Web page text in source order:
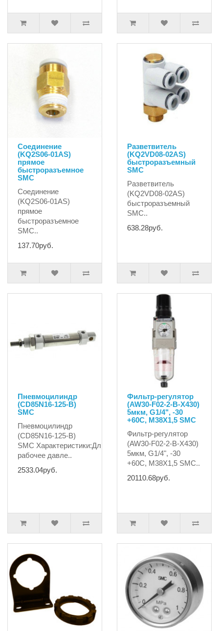
Соединение
(KQ2S06-01AS)
прямое
быстроразъемное
SMC
Соединение
(KQ2S06-01AS)
прямое
быстроразъемное
SMC..
137.70руб.
Разветвитель
(KQ2VD08-02AS)
быстроразъемный
SMC
Разветвитель
(KQ2VD08-02AS)
быстроразъемный
SMC..
638.28руб.
Пневмоцилиндр
(CD85N16-125-B)
SMC
Пневмоцилиндр
(CD85N16-125-B)
SMC
рабочее давле..
2533.04руб.
Фильтр-регулятор
(AW30-F02-2-B-X430)
5мкм, G1/4", -30
+60C, М38X1,5 SMC
Фильтр-регулятор
(AW30-F02-2-B-X430)
5мкм, G1/4", -30
+60C, М38X1,5 SMC..
20110.68руб.